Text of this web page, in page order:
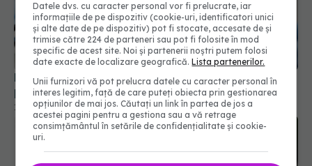
FDA aprobă vaccinul Novavax COVID, dar doar
pentru unii. Cine poate beneficia de el
19 mai 2025, 09:48
Datele dvs. cu caracter personal vor fi prelucrate, iar
informațiile de pe dispozitiv (cookie-uri, identificatori unici
și alte date de pe dispozitiv) pot fi stocate, accesate de și
trimise către 224 de parteneri sau pot fi folosite în mod
specific de acest site. Noi și partenerii noștri putem folosi
date exacte de localizare geografică.Lista partenerilor.
Unii furnizori vă pot prelucra datele cu caracter personal în
interes legitim, față de care puteți obiecta prin gestionarea
opțiunilor de mai jos. Căutați un link în partea de jos a
acestei pagini pentru a gestiona sau a vă retrage
consimțământul în setările de confidențialitate și cookie-
uri.